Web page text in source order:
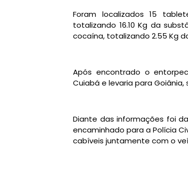
Foram localizados 15
totalizando 16.10 Kg da
cocaína, totalizando 2.55 Kg
Após encontrado o
Cuiabá e levaria para
Diante das informações foi
encaminhado para a Polícia
cabíveis juntamente com o